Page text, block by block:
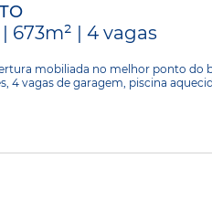
673m² | 4 vagas
mobiliada no melhor ponto do
4 vagas de garagem, piscina